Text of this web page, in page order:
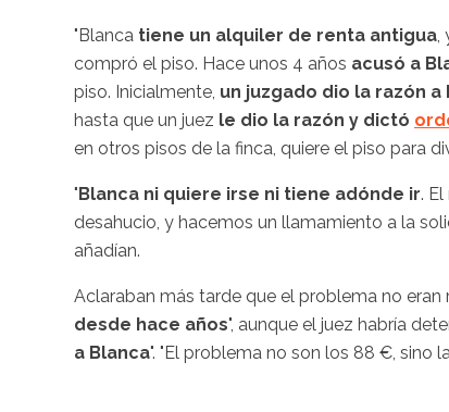
"Blanca tiene un alquiler de renta antigua
compró el piso. Hace unos 4 años acusó a
piso. Inicialmente, un juzgado dio la razón a
hasta que un juez le dio la razón y dictó
en otros pisos de la finca, quiere el piso para
"Blanca ni quiere irse ni tiene adónde ir.
desahucio, y hacemos un llamamiento a la
añadían.
Aclaraban más tarde que el problema no
desde hace años", aunque el juez habría
a Blanca". "El problema no son los 88 €, sino